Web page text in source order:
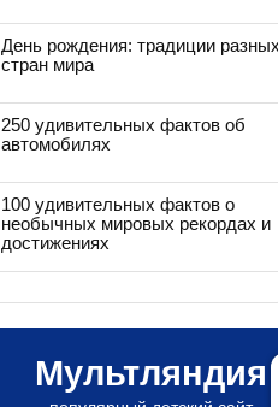
День рождения: традиции разных
стран мира
250 удивительных фактов об
автомобилях
100 удивительных фактов о
необычных мировых рекордах и
достижениях
Мультляндия